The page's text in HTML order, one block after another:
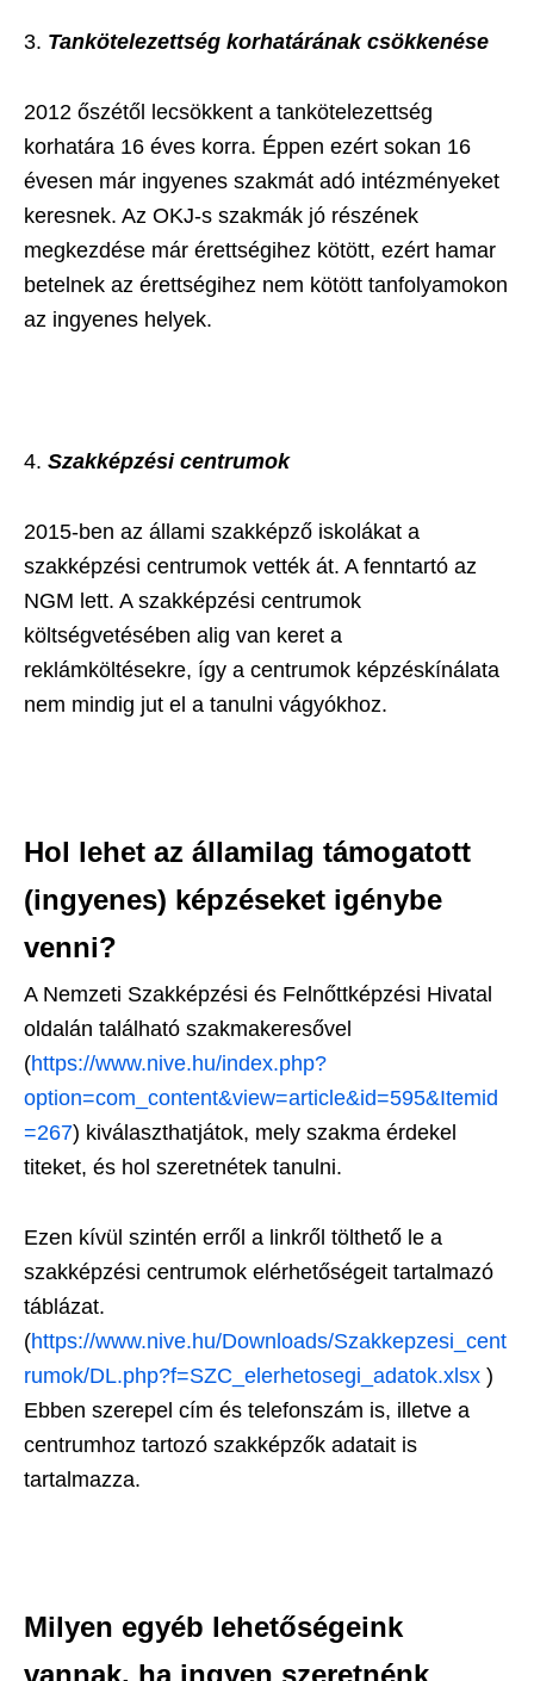
Tankötelezettség korhatárának csökkenése
2012 őszétől lecsökkent a tankötelezettség
korhatára 16 éves korra. Éppen ezért sokan 16
évesen már ingyenes szakmát adó intézményeket
keresnek. Az OKJ-s szakmák jó részének
megkezdése már érettségihez kötött, ezért hamar
betelnek az érettségihez nem kötött tanfolyamokon
az ingyenes helyek.
Szakképzési centrumok
2015-ben az állami szakképző iskolákat a
szakképzési centrumok vették át. A fenntartó az
NGM lett. A szakképzési centrumok
költségvetésében alig van keret a
reklámköltésekre, így a centrumok képzéskínálata
nem mindig jut el a tanulni vágyókhoz.
Hol lehet az államilag támogatott
(ingyenes) képzéseket igénybe
venni?
A Nemzeti Szakképzési és Felnőttképzési Hivatal
oldalán található szakmakeresővel
(https://www.nive.hu/index.php?
option=com_content&view=article&id=595&Itemid
=267) kiválaszthatjátok, mely szakma érdekel
titeket, és hol szeretnétek tanulni.
Ezen kívül szintén erről a linkről tölthető le a
szakképzési centrumok elérhetőségeit tartalmazó
táblázat.
(https://www.nive.hu/Downloads/Szakkepzesi_cent
rumok/DL.php?f=SZC_elerhetosegi_adatok.xlsx )
Ebben szerepel cím és telefonszám is, illetve a
centrumhoz tartozó szakképzők adatait is
tartalmazza.
Milyen egyéb lehetőségeink
vannak, ha ingyen szeretnénk